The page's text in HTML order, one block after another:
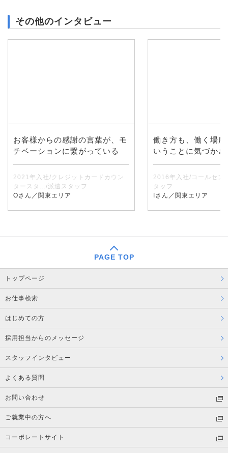
その他のインタビュー
お客様からの感謝の言葉が、モ
チベーションに繋がっている
2021年入社/クレジットカードカウン
タースタ.../派遣スタッフ
Oさん／関東エリア
働き方も、働く場
いうことに気づか
2016年入社/コールセン
タッフ
Iさん／関東エリア
PAGE TOP
トップページ
お仕事検索
はじめての方
採用担当からのメッセージ
スタッフインタビュー
よくある質問
お問い合わせ
ご就業中の方へ
コーポレートサイト